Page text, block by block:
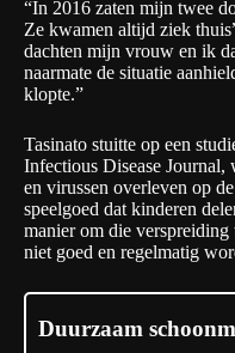
“In 2016 zaten mijn twee
Ze kwamen altijd ziek
dachten mijn vrouw en ik
naarmate de situatie
klopte.”
Tasinato stuitte op een
Infectious Disease Journal,
en virussen overleven op
speelgoed dat kinderen
manier om die verspreiding
niet goed en regelmatig
Duurzaam